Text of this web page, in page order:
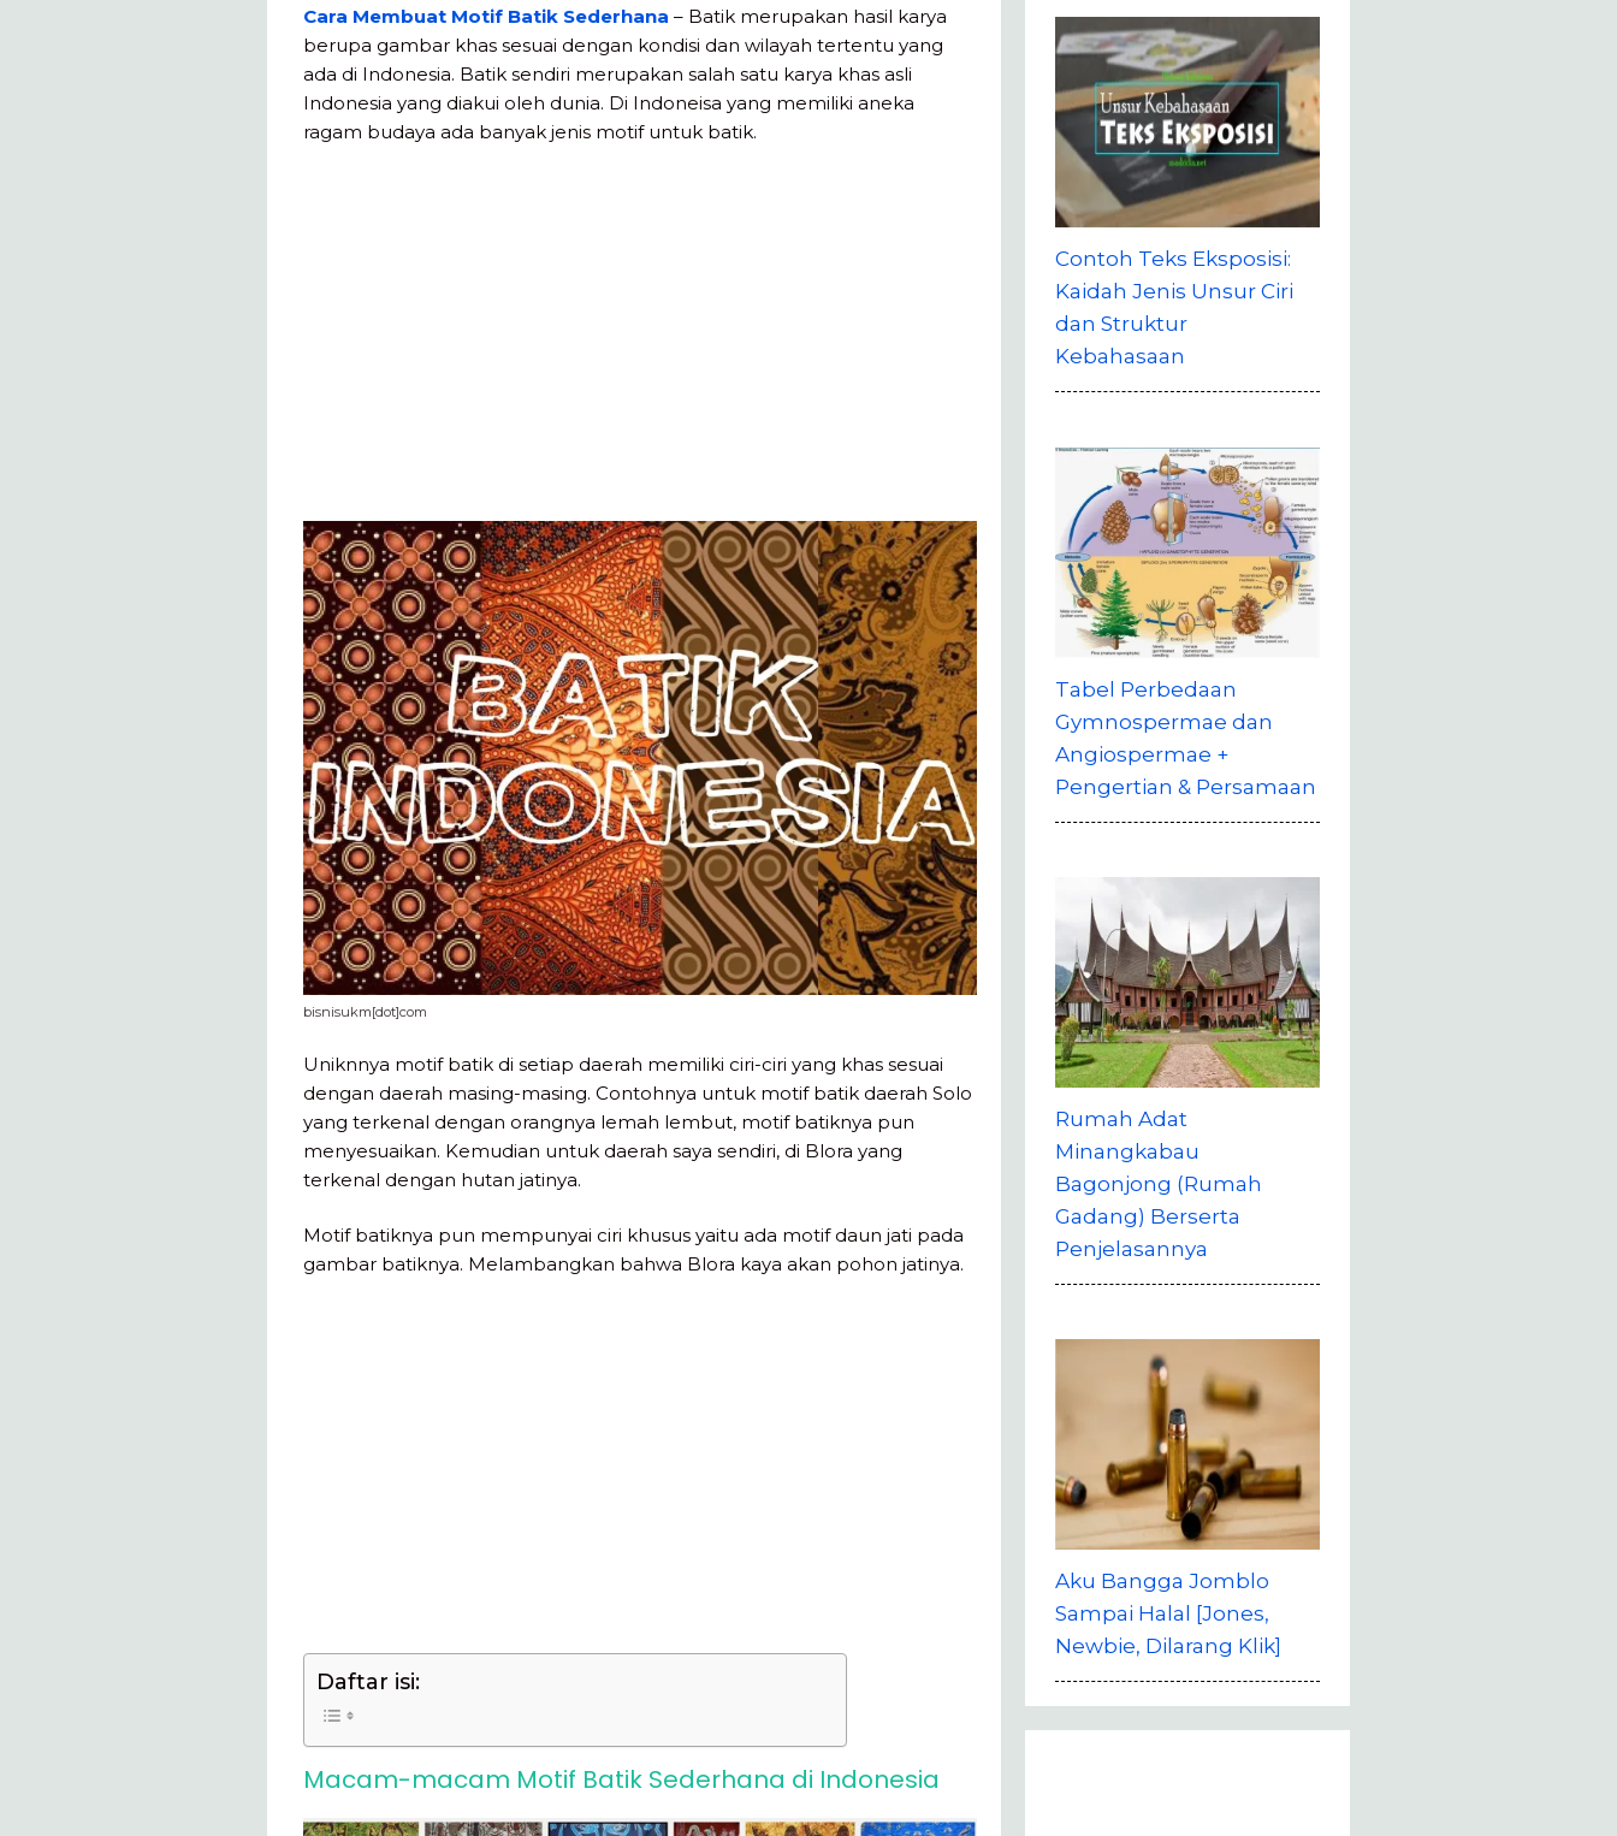
Cara Membuat Motif Batik Sederhana – Batik merupakan hasil karya
berupa gambar khas sesuai dengan kondisi dan wilayah tertentu yang
ada di Indonesia. Batik sendiri merupakan salah satu karya khas asli
Indonesia yang diakui oleh dunia. Di Indoneisa yang memiliki aneka
ragam budaya ada banyak jenis motif untuk batik.
bisnisukm[dot]com
Uniknnya motif batik di setiap daerah memiliki ciri-ciri yang khas sesuai
dengan daerah masing-masing. Contohnya untuk motif batik daerah Solo
yang terkenal dengan orangnya lemah lembut, motif batiknya pun
menyesuaikan. Kemudian untuk daerah saya sendiri, di Blora yang
terkenal dengan hutan jatinya.
Motif batiknya pun mempunyai ciri khusus yaitu ada motif daun jati pada
gambar batiknya. Melambangkan bahwa Blora kaya akan pohon jatinya.
Daftar isi:
Macam-macam Motif Batik Sederhana di Indonesia
Contoh Teks Eksposisi:
Kaidah Jenis Unsur Ciri
dan Struktur
Kebahasaan
Tabel Perbedaan
Gymnospermae dan
Angiospermae +
Pengertian & Persamaan
Rumah Adat
Minangkabau
Bagonjong (Rumah
Gadang) Berserta
Penjelasannya
Aku Bangga Jomblo
Sampai Halal [Jones,
Newbie, Dilarang Klik]